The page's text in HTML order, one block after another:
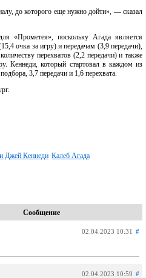
до которого еще нужно дойти», — сказал
«Прометея», поскольку Агада является
очка за игру) и передачам (3,9 передачи),
перехватов (2,2 передачи) и также
Кеннеди, который стартовал в каждом из
3,7 передачи и 1,6 перехвата.
Джей Кеннеди Калеб Агада
Сообщение
02.04.2023 10:31 #
02.04.2023 10:59 #